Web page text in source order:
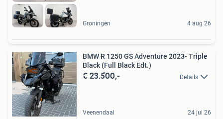
Groningen 4 aug 26
BMW R 1250 GS Adventure 2023- Triple
Black (Full Black Edt.)
€ 23.500,- Details
Veenendaal 24 jul 26